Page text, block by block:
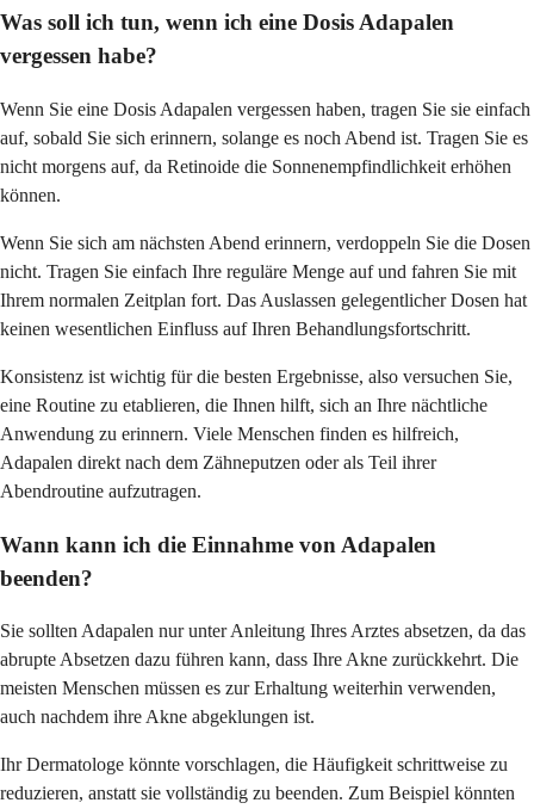
Was soll ich tun, wenn ich eine Dosis Adapalen
vergessen habe?
Wenn Sie eine Dosis Adapalen vergessen haben, tragen Sie sie einfach
auf, sobald Sie sich erinnern, solange es noch Abend ist. Tragen Sie es
nicht morgens auf, da Retinoide die Sonnenempfindlichkeit erhöhen
können.
Wenn Sie sich am nächsten Abend erinnern, verdoppeln Sie die Dosen
nicht. Tragen Sie einfach Ihre reguläre Menge auf und fahren Sie mit
Ihrem normalen Zeitplan fort. Das Auslassen gelegentlicher Dosen hat
keinen wesentlichen Einfluss auf Ihren Behandlungsfortschritt.
Konsistenz ist wichtig für die besten Ergebnisse, also versuchen Sie,
eine Routine zu etablieren, die Ihnen hilft, sich an Ihre nächtliche
Anwendung zu erinnern. Viele Menschen finden es hilfreich,
Adapalen direkt nach dem Zähneputzen oder als Teil ihrer
Abendroutine aufzutragen.
Wann kann ich die Einnahme von Adapalen
beenden?
Sie sollten Adapalen nur unter Anleitung Ihres Arztes absetzen, da das
abrupte Absetzen dazu führen kann, dass Ihre Akne zurückkehrt. Die
meisten Menschen müssen es zur Erhaltung weiterhin verwenden,
auch nachdem ihre Akne abgeklungen ist.
Ihr Dermatologe könnte vorschlagen, die Häufigkeit schrittweise zu
reduzieren, anstatt sie vollständig zu beenden. Zum Beispiel könnten